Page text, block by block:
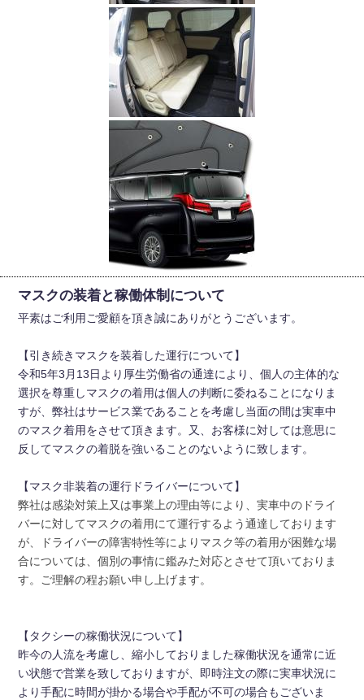
マスクの装着と稼働体制について
平素はご利用ご愛顧を頂き誠にありがとうございます。
【引き続きマスクを装着した運行について】
令和5年3月13日より厚生労働省の通達により、個人の主体的な
選択を尊重し​マスクの着用は個人の判断に委ねることになりま
すが、弊社はサービス業であることを考慮し当面の間は実車中
のマスク着用をさせて頂きます。又、お客様に対しては意思に
反してマスクの着脱を強いることのないように致します。
【マスク非装着の運行ドライバーについて】
弊社は感染対策上又は事業上の理由等により、実車中のドライ
バーに対してマスクの着用にて運行するよう通達しております
が、ドライバーの障害特性等によりマスク等の着用が困難な場
合については、個別の事情に鑑みた対応とさせて頂いておりま
す。ご理解の程お願い申し上げます。
【タクシーの稼働状況について】
昨今の人流を考慮し、縮小しておりました稼働状況を通常に近
い状態で営業を致しておりますが、即時注文の際に実車状況に
より手配に時間が掛かる場合や手配が不可の場合もございま